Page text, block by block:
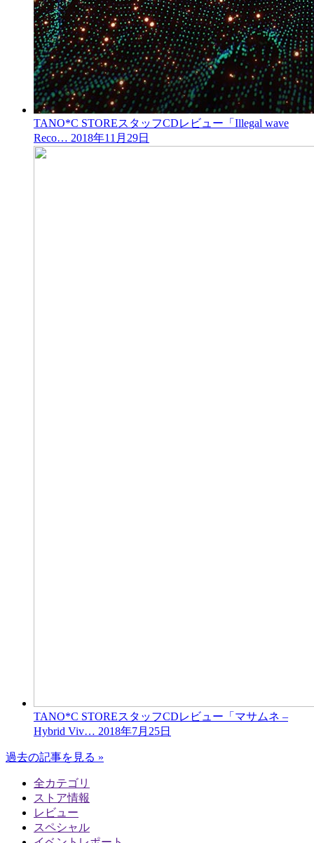
TANO*C STOREスタッフCDレビュー「Illegal wave
Reco… 2018年11月29日
TANO*C STOREスタッフCDレビュー「マサムネ –
Hybrid Viv… 2018年7月25日
過去の記事を見る »
全カテゴリ
ストア情報
レビュー
スペシャル